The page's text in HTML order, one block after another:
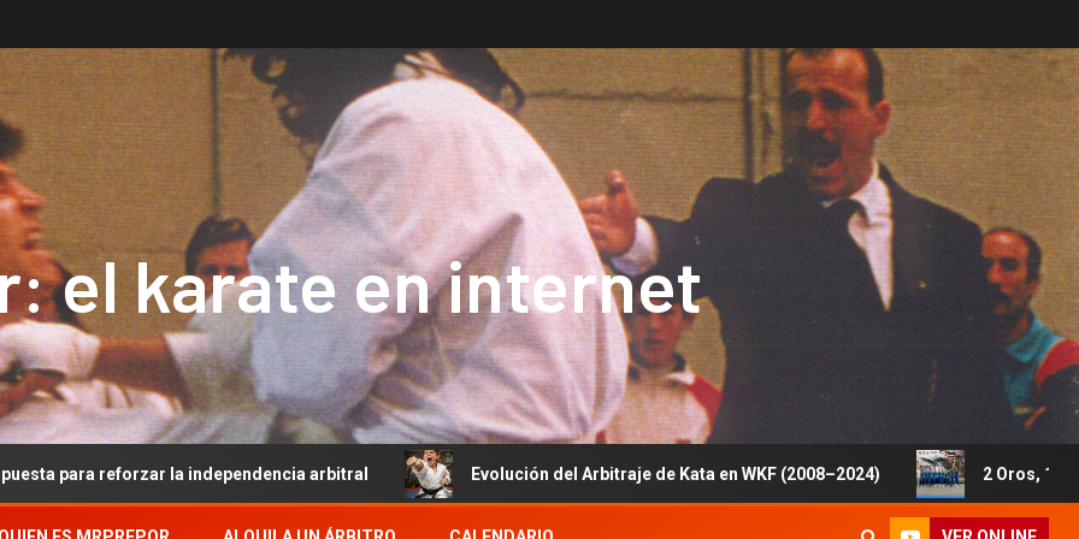
el karate en internet
la independencia arbitral Evolución del Arbitraje de Kata en WKF (2008–2024) 2 Oros, 1 Plata y 5